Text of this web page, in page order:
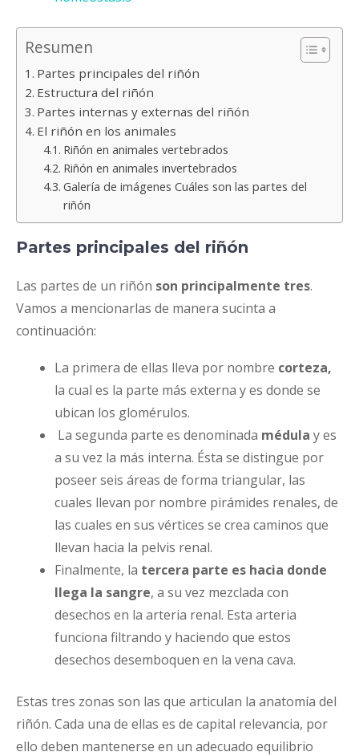
Resumen
Partes principales del riñón
Estructura del riñón
Partes internas y externas del riñón
El riñón en los animales
Riñón en animales vertebrados
Riñón en animales invertebrados
Galería de imágenes Cuáles son las partes del
riñón
Partes principales del riñón
Las partes de un riñón son principalmente tres.
Vamos a mencionarlas de manera sucinta a
continuación:
La primera de ellas lleva por nombre corteza,
la cual es la parte más externa y es donde se
ubican los glomérulos.
La segunda parte es denominada médula y es
a su vez la más interna. Ésta se distingue por
poseer seis áreas de forma triangular, las
cuales llevan por nombre pirámides renales, de
las cuales en sus vértices se crea caminos que
llevan hacia la pelvis renal.
Finalmente, la tercera parte es hacia donde
llega la sangre, a su vez mezclada con
desechos en la arteria renal. Esta arteria
funciona filtrando y haciendo que estos
desechos desemboquen en la vena cava.
Estas tres zonas son las que articulan la anatomía del
riñón. Cada una de ellas es de capital relevancia, por
ello deben mantenerse en un adecuado equilibrio